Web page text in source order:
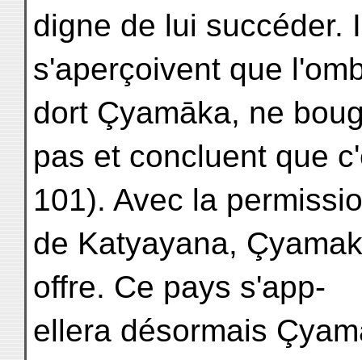
digne de lui succéder.
s'aperçoivent que
dort Çyamāka, ne
pas et concluent que
101). Avec la
de Katyayana,
offre. Ce pays s'app-
ellera désormais